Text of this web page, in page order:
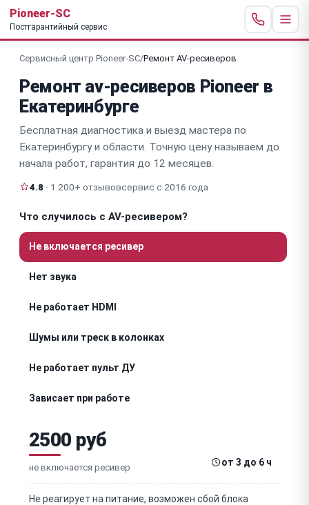
Pioneer-SC
Постгарантийный сервис
Сервисный центр Pioneer-SC/Ремонт AV-ресиверов
Ремонт av-ресиверов Pioneer в
Екатеринбурге
Бесплатная диагностика и выезд мастера по
Екатеринбургу и области. Точную цену называем до
начала работ, гарантия до 12 месяцев.
4.8 · 1 200+ отзывовсервис с 2016 года
Что случилось с AV-ресивером?
Не включается ресивер
Нет звука
Не работает HDMI
Шумы или треск в колонках
Не работает пульт ДУ
Зависает при работе
Нет изображения
2500 руб
не включается ресивер от 3 до 6 ч
Не реагирует на питание, возможен сбой блока